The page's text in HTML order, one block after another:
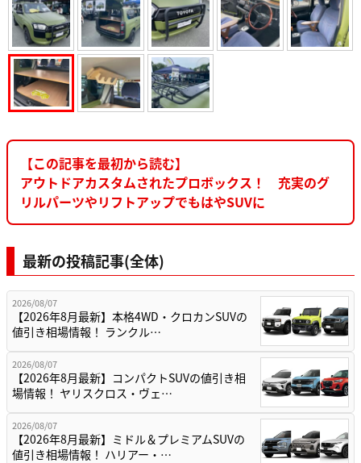
【この記事を最初から読む】
アウトドアカスタムされたプロボックス！ 充実のグ
リルパーツやリフトアップでもはやSUVに
最新の投稿記事(全体)
2026/08/07
【2026年8月最新】本格4WD・クロカンSUVの
値引き相場情報！ ランクル…
2026/08/07
【2026年8月最新】コンパクトSUVの値引き相
場情報！ ヤリスクロス・ヴェ…
2026/08/07
【2026年8月最新】ミドル＆プレミアムSUVの
値引き相場情報！ ハリアー・…